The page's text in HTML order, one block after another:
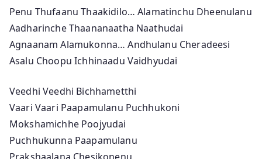
Penu Thufaanu Thaakidilo… Alamatinchu Dheenulanu
Aadharinche Thaananaatha Naathudai
Agnaanam Alamukonna… Andhulanu Cheradeesi
Asalu Choopu Ichhinaadu Vaidhyudai
Veedhi Veedhi Bichhametthi
Vaari Vaari Paapamulanu Puchhukoni
Mokshamichhe Poojyudai
Puchhukunna Paapamulanu